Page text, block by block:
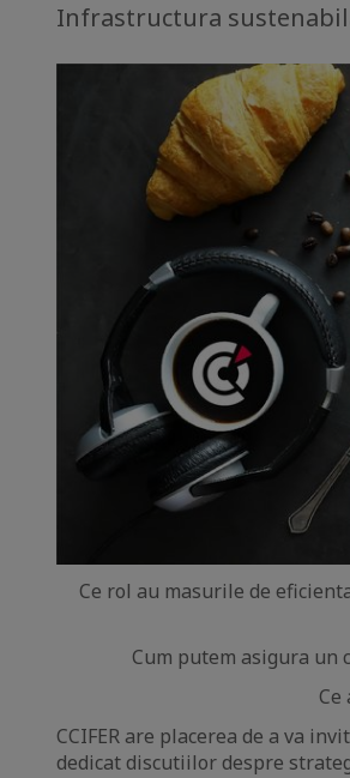
Infrastructura
Ce rol au masurile de
Cum putem asigura un
CCIFER are placerea de a va
dedicat discutiilor despre